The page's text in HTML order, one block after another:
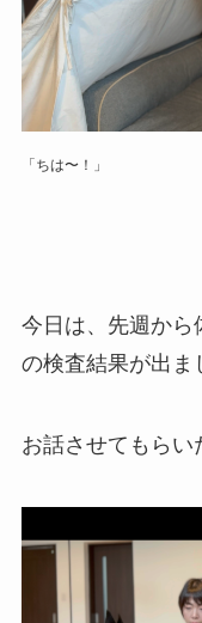
「ちは〜！」
今日は、先週から
の検査結果が出ま
お話させてもらい